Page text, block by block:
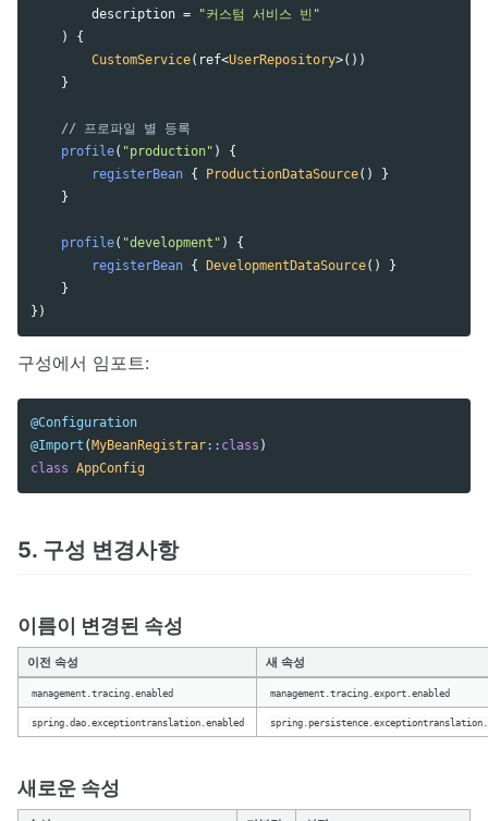
description =
"커스텀 서비스 빈"
)
{
CustomService( ref<UserRepository>())
}
// 프로파일 별 등록
profile( "production" )
{
registerBean { ProductionDataSource()
}
}
profile( "development" )
{
registerBean { DevelopmentDataSource()
}
}
})
구성에서 임포트:
@Configuration
@Import (MyBeanRegistrar:: class )
class AppConfig
5. 구성 변경사항
이름이 변경된 속성
이전 속성 새 속성
management.tracing.enabled management.tracing.export.enabled
spring.dao.exceptiontranslation.enabled
새로운 속성